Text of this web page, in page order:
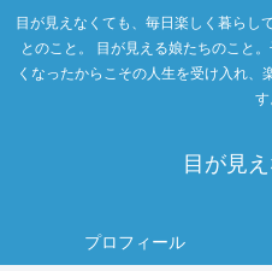
目が見えなくても、毎日楽しく暮らし
とのこと。 目が見える娘たちのこと
くなったからこその人生を受け入れ
す
目が見
プロフィール